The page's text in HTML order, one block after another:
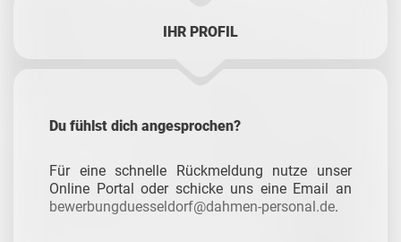
IHR PROFIL
Du fühlst dich angesprochen?
Für eine schnelle Rückmeldung nutze unser
Online Portal oder schicke uns eine Email an
bewerbungduesseldorf@dahmen-personal.de.